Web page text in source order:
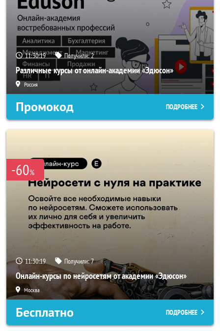
11:30:19 Получили:2
Различные курсы от онлайн-академии «Эдюсон»
Россия
Промокод ПОДРОБНЕЕ
-60%
11:30:19 Получили:7
Онлайн-курсы по нейросетям от академии «Эдюсон»
Москва
Бесплатно ПОДРОБНЕЕ